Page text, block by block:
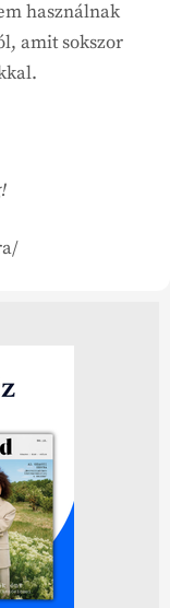
használnak
amit sokszor